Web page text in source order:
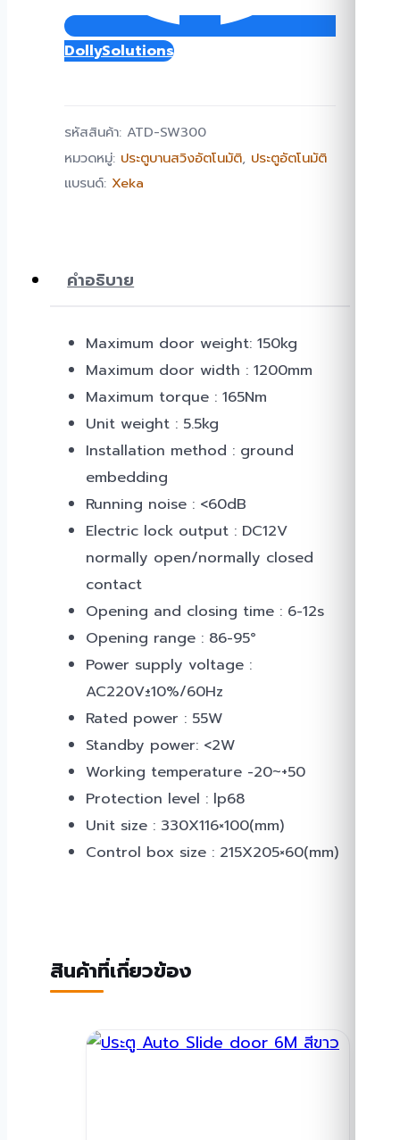
DollySolutions
รหัสสินค้า: ATD-SW300
หมวดหมู่: ประตูบานสวิงอัตโนมัติ, ประตูอัตโนมัติ
แบรนด์: Xeka
คำอธิบาย
Maximum door weight: 150kg
Maximum door width : 1200mm
Maximum torque : 165Nm
Unit weight : 5.5kg
Installation method : ground
embedding
Running noise : <60dB
Electric lock output : DC12V
normally open/normally closed
contact
Opening and closing time : 6-12s
Opening range : 86-95°
Power supply voltage :
AC220V±10%/60Hz
Rated power : 55W
Standby power: <2W
Working temperature -20~+50
Protection level : lp68
Unit size : 330X116×100(mm)
Control box size : 215X205×60(mm)
สินค้าที่เกี่ยวข้อง